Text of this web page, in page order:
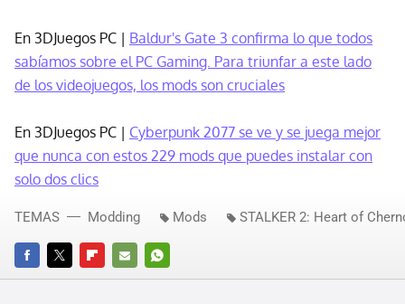
En 3DJuegos PC | Baldur's Gate 3 confirma lo que todos
sabíamos sobre el PC Gaming. Para triunfar a este lado
de los videojuegos, los mods son cruciales
En 3DJuegos PC | Cyberpunk 2077 se ve y se juega mejor
que nunca con estos 229 mods que puedes instalar con
solo dos clics
FACEBOOKTWITTERFLIPBOARD
E-
WHATSAPP
TEMAS Modding Mods STALKER 2: Heart of